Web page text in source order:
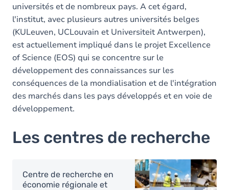
universités et de nombreux pays. A cet égard,
l'institut, avec plusieurs autres universités belges
(KULeuven, UCLouvain et Universiteit Antwerpen),
est actuellement impliqué dans le projet Excellence
of Science (EOS) qui se concentre sur le
développement des connaissances sur les
conséquences de la mondialisation et de l'intégration
des marchés dans les pays développés et en voie de
développement.
Les centres de recherche
Image
Centre de recherche en
économie régionale et